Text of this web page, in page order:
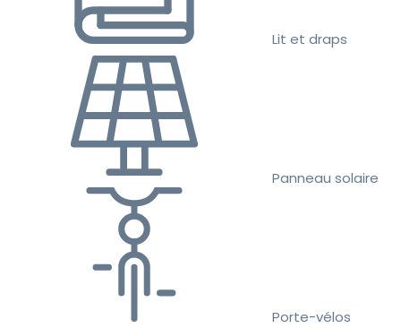
Lit et draps
Panneau solaire
Porte-vélos